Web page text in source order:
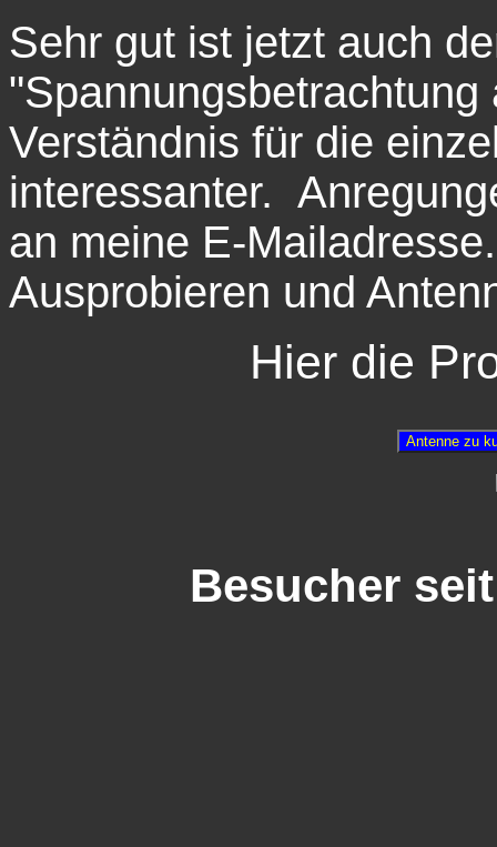
Sehr gut ist jetzt auch
Verständnis für die
interessanter.
an meine E-
Ausprobieren und
Hier die
Besucher